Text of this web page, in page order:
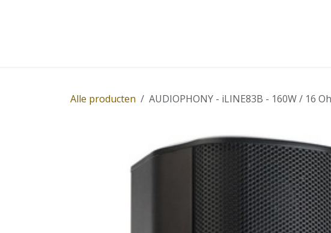
Alle producten AUDIOPHONY - iLINE83B - 160W / 16